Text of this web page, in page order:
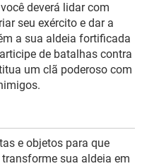
GMAIL deverá lidar com
seu exército e dar a
a sua aldeia fortificada
de batalhas contra
um clã poderoso com
e objetos para que
sua aldeia em